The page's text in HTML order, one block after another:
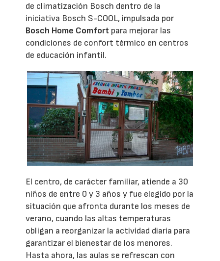
de climatización Bosch dentro de la
iniciativa Bosch S-COOL, impulsada por
Bosch Home Comfort para mejorar las
condiciones de confort térmico en centros
de educación infantil.
El centro, de carácter familiar, atiende a 30
niños de entre 0 y 3 años y fue elegido por la
situación que afronta durante los meses de
verano, cuando las altas temperaturas
obligan a reorganizar la actividad diaria para
garantizar el bienestar de los menores.
Hasta ahora, las aulas se refrescan con